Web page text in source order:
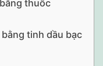
thuốc
tinh dầu bạc